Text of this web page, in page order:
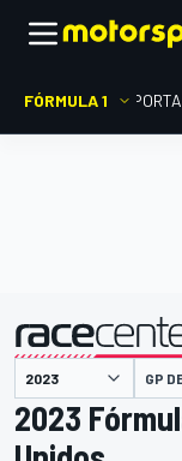
FÓRMULA 1
presentado por GP
2023